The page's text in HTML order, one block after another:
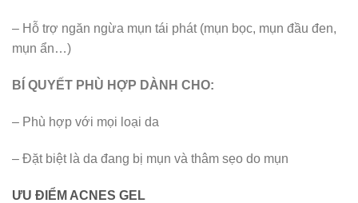
– Hỗ trợ ngăn ngừa mụn tái phát (mụn bọc, mụn đầu đen,
mụn ẩn…)
BÍ QUYẾT PHÙ HỢP DÀNH CHO:
– Phù hợp với mọi loại da
– Đặt biệt là da đang bị mụn và thâm sẹo do mụn
ƯU ĐIỂM ACNES GEL